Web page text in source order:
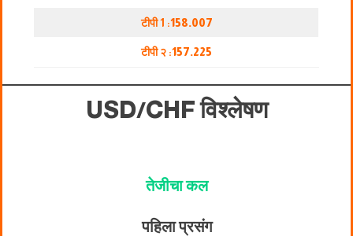
टीपी 1 :158.007
टीपी २ :157.225
USD/CHF विश्लेषण
तेजीचा कल
पहिला प्रसंग